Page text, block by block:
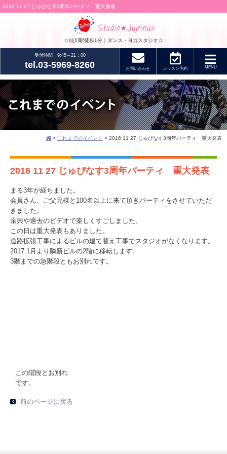
2016 11 27 じゅぴなす3周年パーティ 重大発表
☆仙川駅徒歩1分｜ダンス・ヨガスタジオ☆
受付時間 9:45～21：00
tel.03-5969-8260 お問い合わせ レッスン予約 MENU
> これまでのイベント > 2016 11 27 じゅぴなす3周年パーティ 重大発表
2016 11 27 じゅぴなす3周年パーティ 重大発表
まる3年が経ちました。
会員さん、ご父兄様と100名以上に来て頂きパーティをさせていただ
きました。
余興や過去のビデオで楽しくすごしました。
この日は重大発表もありました。
道路拡張工事によるビルの建て替え工事でスタジオがなくなります。
2017 1月より隣新ビルの2階に移転します。
3階までの急階段ともお別れです。
この階段とお別れ
です。
前のページに戻る